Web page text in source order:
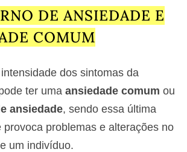
DE ANSIEDADE E
COMUM
dos sintomas da
ter uma ansiedade comum ou
ansiedade, sendo essa última
provoca problemas e alterações no
um indivíduo.